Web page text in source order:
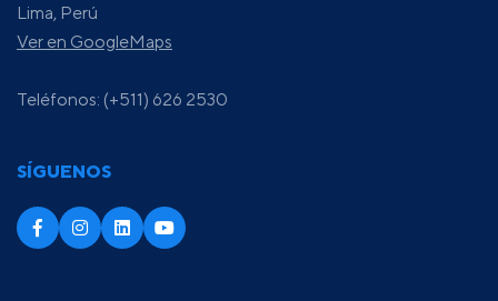
Lima, Perú
Ver en GoogleMaps
Teléfonos: (+511) 626 2530
SÍGUENOS